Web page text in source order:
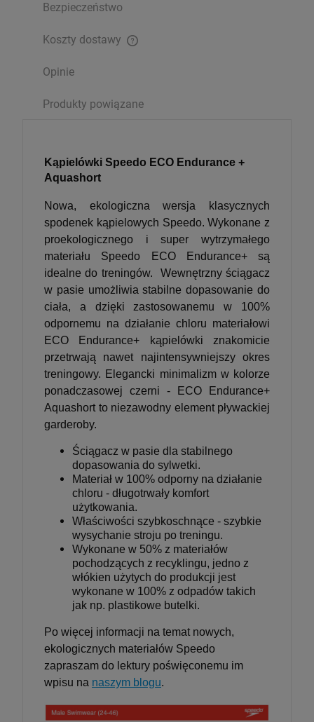
Bezpieczeństwo
Koszty dostawy
Opinie
Produkty powiązane
Kąpielówki Speedo ECO Endurance +
Aquashort
Nowa, ekologiczna wersja klasycznych
spodenek kąpielowych Speedo. Wykonane z
proekologicznego i super wytrzymałego
materiału Speedo ECO Endurance+ są
idealne do treningów. Wewnętrzny ściągacz
w pasie umożliwia stabilne dopasowanie do
ciała, a dzięki zastosowanemu w 100%
odpornemu na działanie chloru materiałowi
ECO Endurance+ kąpielówki znakomicie
przetrwają nawet najintensywniejszy okres
treningowy. Elegancki minimalizm w kolorze
ponadczasowej czerni - ECO Endurance+
Aquashort to niezawodny element pływackiej
garderoby.
Ściągacz w pasie dla stabilnego
dopasowania do sylwetki.
Materiał w 100% odporny na działanie
chloru - długotrwały komfort
użytkowania.
Właściwości szybkoschnące - szybkie
wysychanie stroju po treningu.
Wykonane w 50% z materiałów
pochodzących z recyklingu, jedno z
włókien użytych do produkcji jest
wykonane w 100% z odpadów takich
jak np. plastikowe butelki.
Po więcej informacji na temat nowych,
ekologicznych materiałów Speedo
zapraszam do lektury poświęconemu im
wpisu na naszym blogu.